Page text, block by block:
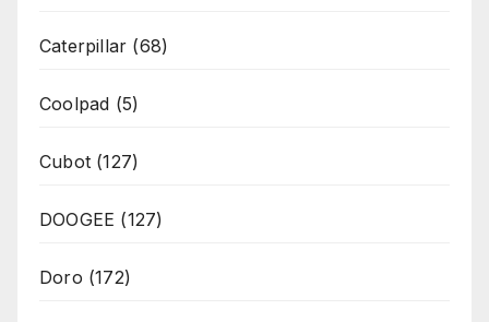
Caterpillar (68)
Coolpad (5)
Cubot (127)
DOOGEE (127)
Doro (172)